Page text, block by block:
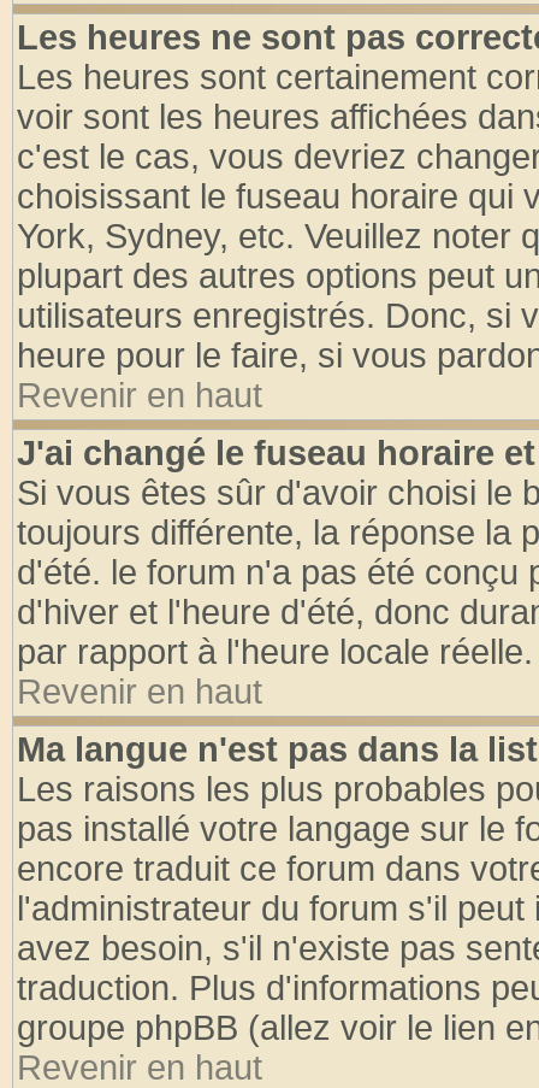
Les heures ne sont pas
Les heures sont certainement
voir sont les heures affichées
c'est le cas, vous devriez
choisissant le fuseau horaire qui
York, Sydney, etc. Veuillez noter
plupart des autres options peut
utilisateurs enregistrés. Donc, si
heure pour le faire, si vous
Revenir en haut
J'ai changé le fuseau horaire
Si vous êtes sûr d'avoir choisi le
toujours différente, la réponse la
d'été. le forum n'a pas été conçu
d'hiver et l'heure d'été, donc
par rapport à l'heure locale réelle.
Revenir en haut
Ma langue n'est pas dans la
Les raisons les plus probables
pas installé votre langage sur le
encore traduit ce forum dans
l'administrateur du forum s'il
avez besoin, s'il n'existe pas
traduction. Plus d'informations
groupe phpBB (allez voir le lien
Revenir en haut